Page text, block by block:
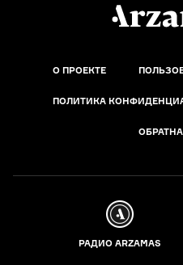
О ПРОЕКТЕ
ПОЛИТИКА
РАДИО ARZAMAS